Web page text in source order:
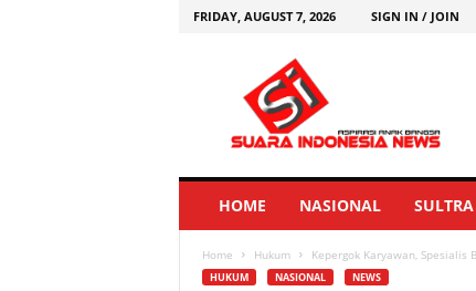
FRIDAY, AUGUST 7, 2026 SIGN IN / JOIN
HOME NASIONAL SULTRA
Home Hukum Kepergok Karyawan, Spesialis
HUKUM NASIONAL NEWS